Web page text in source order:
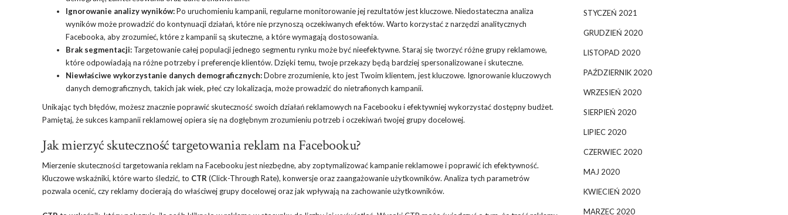
Ignorowanie analizy wyników:Po uruchomieniu kampanii, regularne monitorowanie jej rezultatów jest kluczowe. Niedostateczna analiza
wyników może prowadzić do kontynuacji działań, które nie przynoszą oczekiwanych efektów. Warto korzystać z narzędzi analitycznych
Facebooka, aby zrozumieć, które z kampanii są skuteczne, a które wymagają dostosowania.
Brak segmentacji: Targetowanie całej populacji jednego segmentu rynku może być nieefektywne. Staraj się tworzyć różne grupy reklamowe,
które odpowiadają na różne potrzeby i preferencje klientów. Dzięki temu, twoje przekazy będą bardziej spersonalizowane i skuteczne.
Niewłaściwe wykorzystanie danych demograficznych:Dobre zrozumienie, kto jest Twoim klientem, jest kluczowe. Ignorowanie kluczowych
danych demograficznych, takich jak wiek, płeć czy lokalizacja, może prowadzić do nietrafionych kampanii.
Unikając tych błędów, możesz znacznie poprawić skuteczność swoich działań reklamowych na Facebooku i efektywniej wykorzystać dostępny budżet.
Pamiętaj, że sukces kampanii reklamowej opiera się na dogłębnym zrozumieniu potrzeb i oczekiwań twojej grupy docelowej.
Jak mierzyć skuteczność targetowania reklam na Facebooku?
Mierzenie skuteczności targetowania reklam na Facebooku jest niezbędne, aby zoptymalizować kampanie reklamowe i poprawić ich efektywność.
Kluczowe wskaźniki, które warto śledzić, to CTR(Click-Through Rate), konwersje oraz zaangażowanie użytkowników. Analiza tych parametrów
pozwala ocenić, czy reklamy docierają do właściwej grupy docelowej oraz jak wpływają na zachowanie użytkowników.
STYCZEŃ 2021
GRUDZIEŃ 2020
LISTOPAD 2020
PAŹDZIERNIK 2020
WRZESIEŃ 2020
SIERPIEŃ 2020
LIPIEC 2020
CZERWIEC 2020
MAJ 2020
KWIECIEŃ 2020
MARZEC 2020